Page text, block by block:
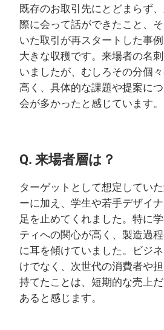
既存のお取引先にとどまらず
際に会って話ができたこと、
いた取引が再スタートした事
大きな収穫です。来場者の名
いましたが、むしろその分個
高く、具体的な課題や提案に
会が多かったと感じています。
Q. 来場者層は？
ターゲットとして想定してい
ーに加え、学生や若手デザイ
足を止めてくれました。特に
ティへの関心が高く、製造過
に耳を傾けていました。ビジ
けでなく、次世代の消費者や
持てたことは、短期的な売上
あると感じます。